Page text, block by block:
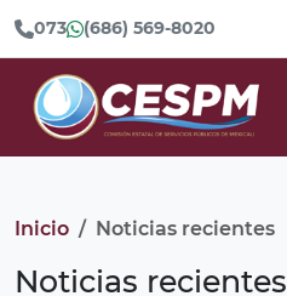
073 (686) 569-8020
Inicio Noticias recientes
Noticias recientes